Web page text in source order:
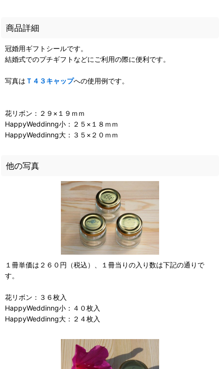
商品詳細
冠婚用ギフトシールです。
結婚式でのプチギフトなどにご利用の際に便利です。
写真は Ｔ４３キャップへの使用例です。
花リボン：２９×１９ｍｍ
HappyWeddinng小：２５×１８ｍｍ
HappyWeddinng大：３５×２０ｍｍ
他の写真
１冊単価は２６０円（税込）、１冊当りの入り数は下記の通りで
す。
花リボン：３６枚入
HappyWeddinng小：４０枚入
HappyWeddinng大：２４枚入